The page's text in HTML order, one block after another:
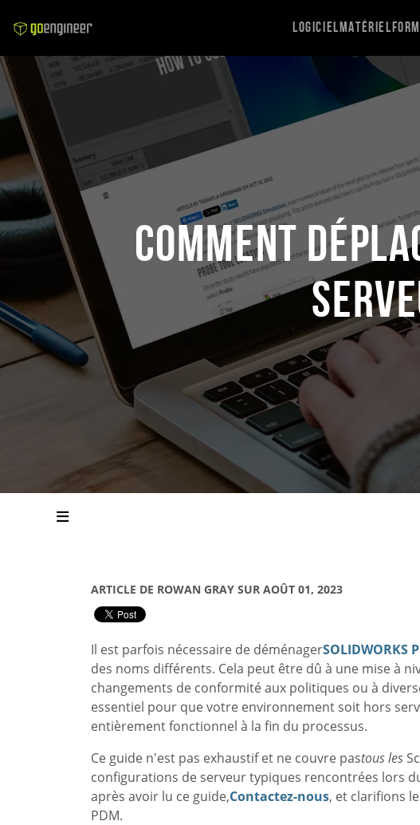
LogicielMatériel
Comment
ARTICLE DE ROWAN GRAY SUR AOÛT 01, 2023
Il est parfois nécessaire de déménagerSOLIDWORKS
des noms différents. Cela peut être dû à une mise à
changements de conformité aux politiques ou à
essentiel pour que votre environnement soit hors
entièrement fonctionnel à la fin du processus.
Ce guide n'est pas exhaustif et ne couvre pastous les
configurations de serveur typiques rencontrées lors
après avoir lu ce guide,Contactez-nous, et clarifions
PDM.